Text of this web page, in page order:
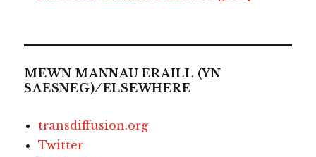
MEWN MANNAU ERAILL (YN
SAESNEG) ⁄ ELSEWHERE
transdiffusion.org
Twitter